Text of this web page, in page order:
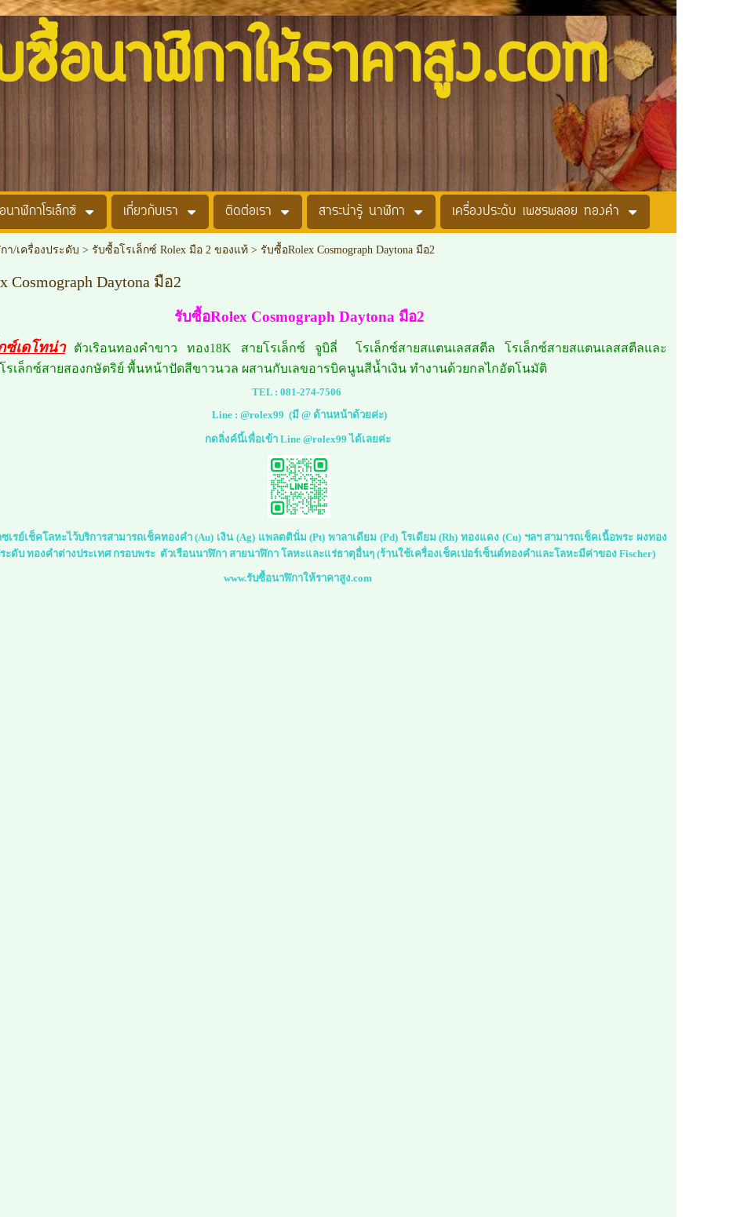
นาฬิกาให้ราคาสูง.com
าฬิกาโรเล็กซ์ เกี่ยวกับเรา ติดต่อเรา สาระน่ารู้ นาฬิกา เครื่องประดับ เพชรพลอย ทองคำ
/เครื่องประดับ > รับซื้อโรเล็กซ์ Rolex มือ 2 ของแท้> รับซื้อRolex Cosmograph Daytona มือ2
Cosmograph Daytona มือ2
รับซื้อRolex Cosmograph Daytona มือ2
ซ์เดโทน่า
ตัวเริอนทองคำขาว ทอง18K สายโรเล็กซ์ จูบิลี่ โรเล็กซ์สายสแตนเลสสตีล โรเล็กซ์สายสแตนเลสสตีลและ
รเล็กซ์สายสองกษัตริย์ พื้นหน้าปัดสีขาวนวล ผสานกับเลขอารบิคนูนสีน้ำเงิน ทำงานด้วยกลไกอัตโนมัติ
TEL : 081-274-7506
Line : @rolex99 (มี @ ด้านหน้าด้วยค่ะ)
กดลิ่งค์นี้เพื่อเข้า Line @rolex99 ได้เลยค่ะ
เรย์เช็คโลหะไว้บริการสามารถเช็คทองคำ (Au) เงิน (Ag) แพลตตินั่ม (Pt) พาลาเดียม (Pd) โรเดียม (Rh) ทองแดง (Cu) ฯลฯ สามารถเช็คเนื้อพระ ผงทอง
ะดับ ทองคำต่างประเทศ กรอบพระ ตัวเรือนนาฬิกา สายนาฬิกา โลหะและแร่ธาตุอื่นๆ (ร้านใช้เครื่องเช็คเปอร์เซ็นต์ทองคำและโลหะมีค่าของ Fischer)
www.รับซื้อนาฬิกาให้ราคาสูง.com